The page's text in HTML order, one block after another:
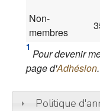
Non-
membres
1
Pour devenir
page d'Adhésion.
Politique